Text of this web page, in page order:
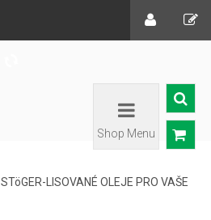
Shop Menu
STöGER-LISOVANÉ OLEJE PRO VAŠE